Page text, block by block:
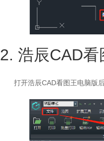
2. 浩辰CAD
打开浩辰CAD看图王电脑版